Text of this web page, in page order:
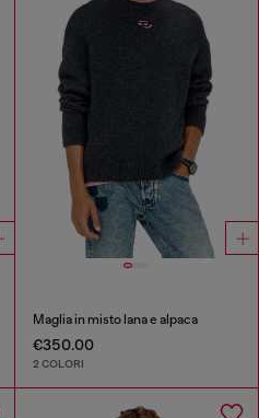
Maglia in misto lana e alpaca
€350.00
2 COLORI